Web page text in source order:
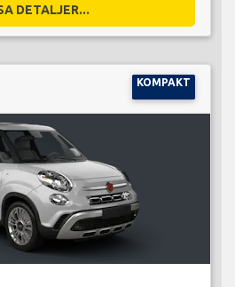
DETALJER...
KOMPAKT